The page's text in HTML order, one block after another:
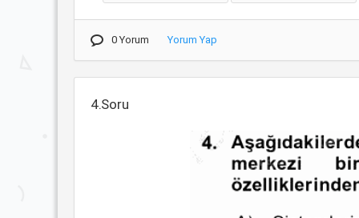
0 Yorum Yorum Yap
4.Soru